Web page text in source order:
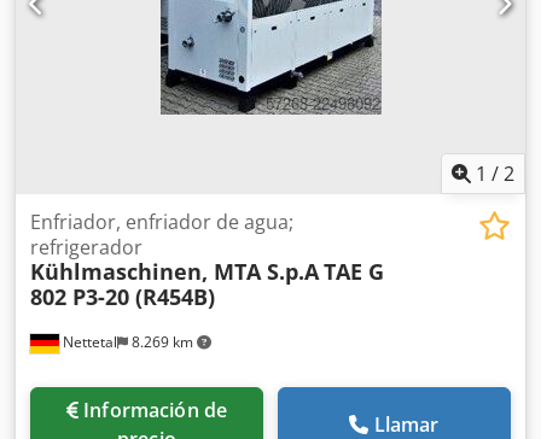
1 /2
Nettetal 8.269 km
Enfriador, enfriador de agua;
refrigerador
Kühlmaschinen, MTA S.p.ATAE G
802 P3-20 (R454B)
Información de
Llamar